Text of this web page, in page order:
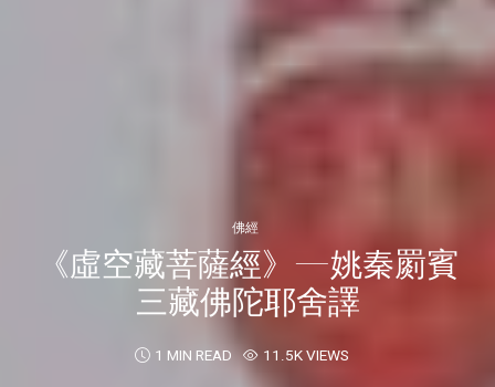
佛經
《虛空藏菩薩經》—姚秦罽賓
三藏佛陀耶舍譯
1 MIN READ 11.5K VIEWS